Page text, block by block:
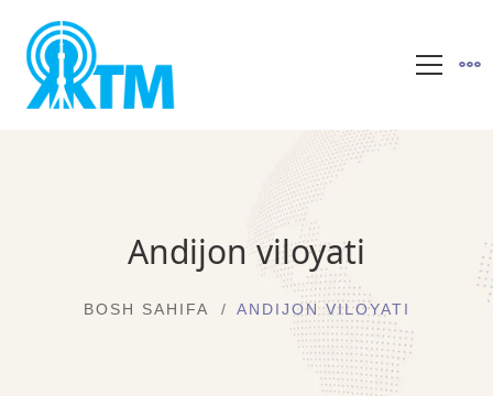
Andijon viloyati
BOSH SAHIFA ANDIJON VILOYATI